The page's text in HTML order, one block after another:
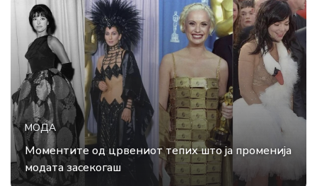
МОДА
Моментите од црвениот тепих што ја променија
модата засекогаш